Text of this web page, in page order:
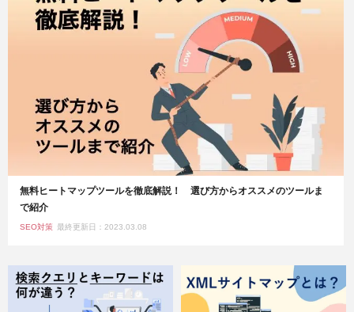
無料ヒートマップツールを徹底解説！ 選び方からオススメのツールま
で紹介
SEO対策 最終更新日：2023.03.08